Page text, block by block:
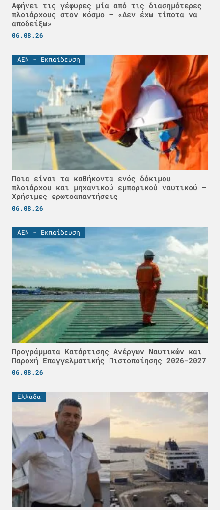
Αφήνει τις γέφυρες μία από τις διασημότερες
πλοιάρχους στον κόσμο – «Δεν έχω τίποτα να
αποδείξω»
06.08.26
ΑΕΝ - Εκπαίδευση
Ποια είναι τα καθήκοντα ενός δόκιμου
πλοιάρχου και μηχανικού εμπορικού ναυτικού –
Χρήσιμες ερωτοαπαντήσεις
06.08.26
ΑΕΝ - Εκπαίδευση
Προγράμματα Κατάρτισης Ανέργων Ναυτικών και
Παροχή Επαγγελματικής Πιστοποίησης 2026-2027
06.08.26
Ελλάδα